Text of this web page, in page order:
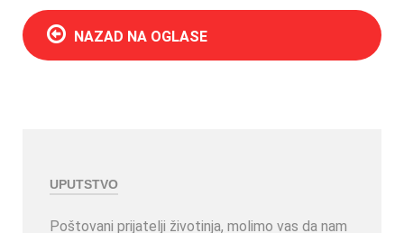
NAZAD NA OGLASE
UPUTSTVO
Poštovani prijatelji životinja, molimo vas da nam